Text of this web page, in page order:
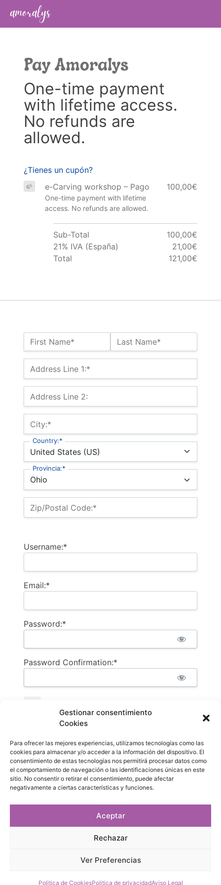
Gestionar consentimiento
Cookies
Para ofrecer las mejores experiencias, utilizamos tecnologías como las
cookies para almacenar y/o acceder a la información del dispositivo. El
consentimiento de estas tecnologías nos permitirá procesar datos como
el comportamiento de navegación o las identificaciones únicas en este
sitio. No consentir o retirar el consentimiento, puede afectar
negativamente a ciertas características y funciones.
Aceptar
Rechazar
Ver Preferencias
Politica de CookiesPolitica de privacidadAviso Legal
Name:*
First Name* Last Name*
Billing Address
Address Line 1:*
Address Line 2:
City:*
Country:*
Provincia:*
Zip/Postal Code:*
Username:*
Email:*
Password:*
Password Confirmation:*
Pay via your PayPal account
I have read and accept the Terms and
Conditions of Sale and Return Policy*
I have read and accept the Privacy Policy
Sin valor
Pay Amoralys
One-time payment
with lifetime access.
No refunds are
allowed.
¿Tienes un cupón?
e-Carving workshop – Pago
One-time payment with lifetime
access. No refunds are allowed.
100,00€
Sub-Total
100,00€
21% IVA (España)
21,00€
Total
121,00€